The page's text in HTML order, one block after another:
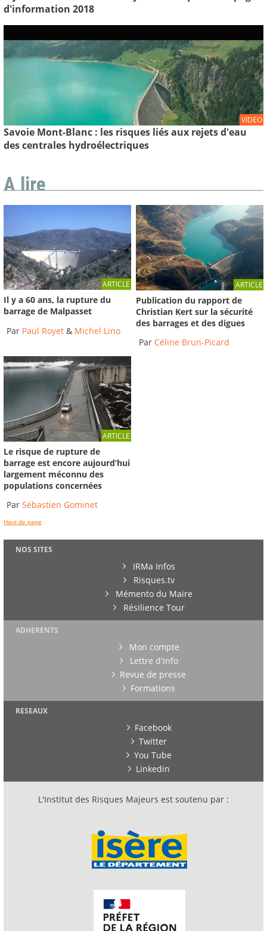
d'information 2018
VIDEO
Savoie Mont-Blanc : les risques liés aux rejets d'eau
des centrales hydroélectriques
A lire
ARTICLE
Il y a 60 ans, la rupture du
barrage de Malpasset
Par Paul Royet & Michel Lino
ARTICLE
Publication du rapport de
Christian Kert sur la sécurité
des barrages et des digues
Par Céline Brun-Picard
ARTICLE
Le risque de rupture de
barrage est encore aujourd’hui
largement méconnu des
populations concernées
Par Sébastien Gominet
Haut de page
NOS SITES
IRMa Infos
Risques.tv
Mémento du Maire
Résilience Tour
ADHERENTS
Mon compte
Lettre d'info
Revue de presse
Formations
RESEAUX
Facebook
Twitter
You Tube
Linkedin
L'Institut des Risques Majeurs est soutenu par :